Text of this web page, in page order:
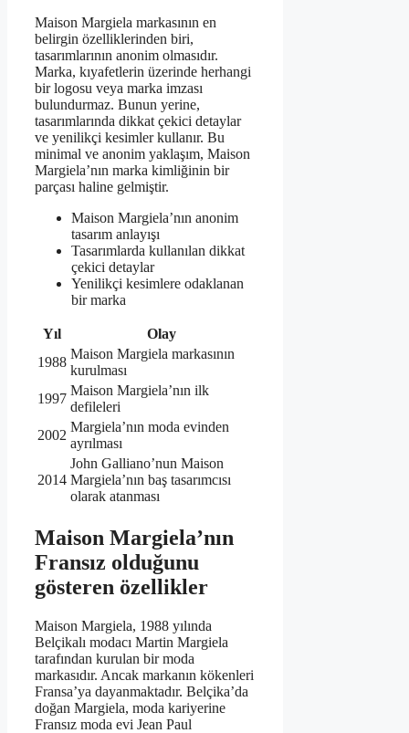
Maison Margiela markasının en
belirgin özelliklerinden biri,
tasarımlarının anonim olmasıdır.
Marka, kıyafetlerin üzerinde herhangi
bir logosu veya marka imzası
bulundurmaz. Bunun yerine,
tasarımlarında dikkat çekici detaylar
ve yenilikçi kesimler kullanır. Bu
minimal ve anonim yaklaşım, Maison
Margiela’nın marka kimliğinin bir
parçası haline gelmiştir.
Maison Margiela’nın anonim
tasarım anlayışı
Tasarımlarda kullanılan dikkat
çekici detaylar
Yenilikçi kesimlere odaklanan
bir marka
Yıl
Olay
1988
Maison Margiela markasının
kurulması
1997
Maison Margiela’nın ilk
defileleri
2002
Margiela’nın moda evinden
ayrılması
2014
John Galliano’nun Maison
Margiela’nın baş tasarımcısı
olarak atanması
Maison Margiela’nın
Fransız olduğunu
gösteren özellikler
Maison Margiela, 1988 yılında
Belçikalı modacı Martin Margiela
tarafından kurulan bir moda
markasıdır. Ancak markanın kökenleri
Fransa’ya dayanmaktadır. Belçika’da
doğan Margiela, moda kariyerine
Fransız moda evi Jean Paul